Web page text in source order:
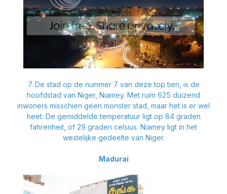
7. De stad op de nummer 7 van deze top tien, is de
hoofdstad van Niger, Niamey. Met ruim 625 duizend
inwoners misschien geen monster stad, maar het is er wel
heet. De gemiddelde temperatuur ligt op 84 graden
fahrenheit, of 29 graden celsius. Niamey ligt in het
westelijke gedeelte van Niger.
Madurai